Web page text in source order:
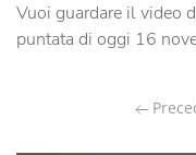
Vuoi guardare il video
puntata di oggi 16